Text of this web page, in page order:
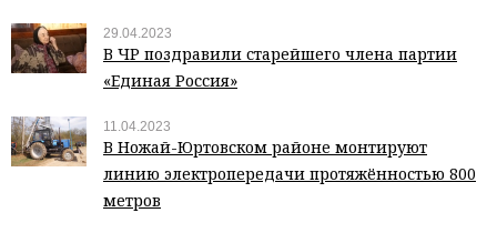
29.04.2023
В ЧР поздравили старейшего члена партии
«Единая Россия»
11.04.2023
В Ножай-Юртовском районе монтируют
линию электропередачи протяжённостью 800
метров